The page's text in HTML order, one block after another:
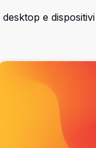
e dispositivi